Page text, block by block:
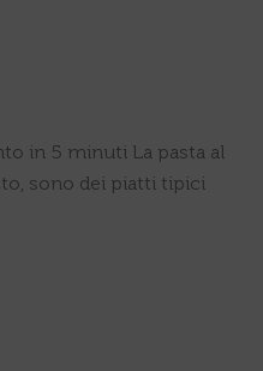
in 5 minuti La pasta al
sono dei piatti tipici